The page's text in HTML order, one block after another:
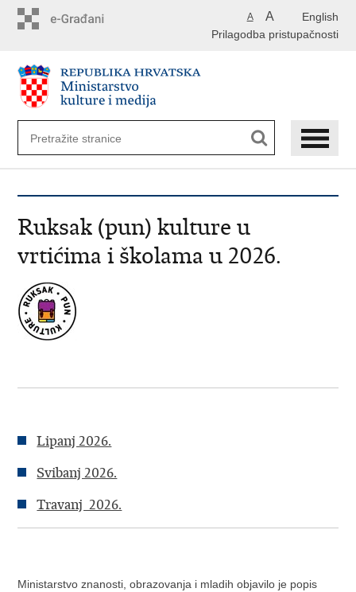
English
A A
Prilagodba pristupačnosti
Ruksak (pun) kulture u
vrtićima i školama u 2026.
Lipanj 2026.
​Svibanj 2026.
Travanj 2026.
Ministarstvo znanosti, obrazovanja i mladih objavilo je popis